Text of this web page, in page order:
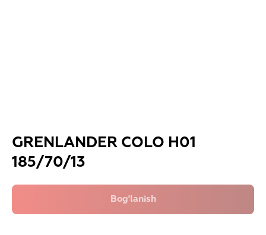
GRENLANDER COLO H01
185/70/13